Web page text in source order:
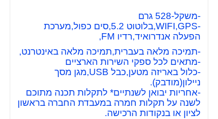
-משקל-528 גרם
-WIFI,GPS,בלוטוט 5.2,סים כפול,מערכת
הפעלה אנדרואיד,רדיו FM,
-תמיכה מלאה בעברית,תמיכה מלאה באינטרנט,
-מתאים לכל ספקי השירות הארציים
-כלול באריזה מטען,כבל USB,מגן מסך
ניילון(מודבק).
-אחריות יבואן לשנתיים* לתקלות תכנה מתוכם
לשנה על תקלות חמרה במעבדת החברה בראשון
לציון או בנקודות הרכישה.